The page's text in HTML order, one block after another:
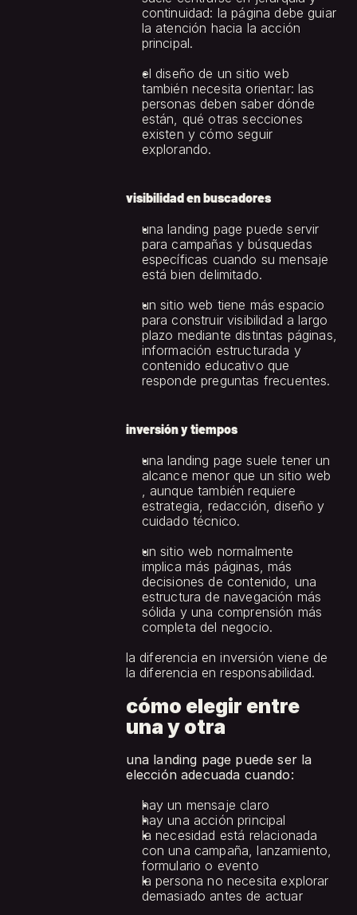
continuidad: la página debe guiar
la atención hacia la acción
principal.
el diseño de un sitio web
también necesita orientar: las
personas deben saber dónde
están, qué otras secciones
existen y cómo seguir
explorando.
visibilidad en buscadores
una landing page puede servir
para campañas y búsquedas
específicas cuando su mensaje
está bien delimitado.
un sitio web tiene más espacio
para construir visibilidad a largo
plazo mediante distintas páginas,
información estructurada y
contenido educativo que
responde preguntas frecuentes.
inversión y tiempos
una landing page suele tener un
alcance menor que un sitio web
, aunque también requiere
estrategia, redacción, diseño y
cuidado técnico.
un sitio web normalmente
implica más páginas, más
decisiones de contenido, una
estructura de navegación más
sólida y una comprensión más
completa del negocio.
la diferencia en inversión viene de
la diferencia en responsabilidad.
cómo elegir entre
una y otra
una landing page puede ser la
elección adecuada cuando:
hay un mensaje claro
hay una acción principal
la necesidad está relacionada
con una campaña, lanzamiento,
formulario o evento
la persona no necesita explorar
demasiado antes de actuar